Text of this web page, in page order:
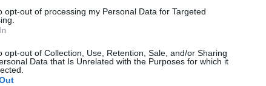
opt-out of processing my Personal Data for Targeted
opt-out of Collection, Use, Retention, Sale, and/or Sharing
Data that Is Unrelated with the Purposes for which it